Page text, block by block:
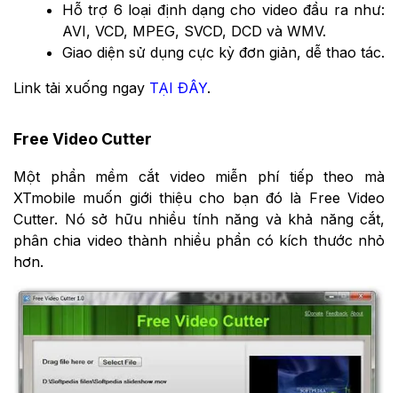
Hỗ trợ 6 loại định dạng cho video đầu ra như:
AVI, VCD, MPEG, SVCD, DCD và WMV.
Giao diện sử dụng cực kỳ đơn giản, dễ thao tác.
Link tải xuống ngay TẠI ĐÂY.
Free Video Cutter
Một phần mềm cắt video miễn phí tiếp theo mà
XTmobile muốn giới thiệu cho bạn đó là Free Video
Cutter. Nó sở hữu nhiều tính năng và khả năng cắt,
phân chia video thành nhiều phần có kích thước nhỏ
hơn.